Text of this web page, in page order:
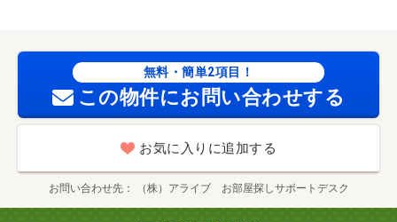
無料・簡単2項目！
この物件にお問い合わせする
お気に入りに追加する
お問い合わせ先 （株）アライブ お部屋探しサポートデスク